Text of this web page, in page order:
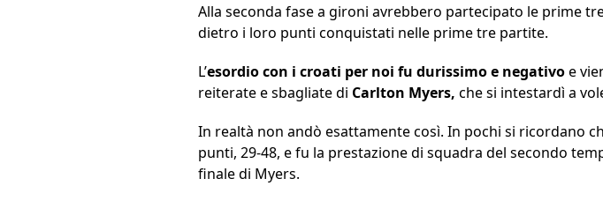
Alla seconda fase a gironi avrebbero partecipato le prime
dietro i loro punti conquistati nelle prime tre partite.
L’esordio con i croati per noi fu durissimo e negativoe
reiterate e sbagliate di Carlton Myers, che si intestardì a
In realtà non andò esattamente così. In pochi si ricordano
punti, 29-48, e fu la prestazione di squadra del secondo
finale di Myers.